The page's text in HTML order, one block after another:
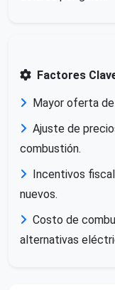
Factores
Mayor oferta de
Ajuste de
combustión.
Incentivos
nuevos.
Costo de
alternativas